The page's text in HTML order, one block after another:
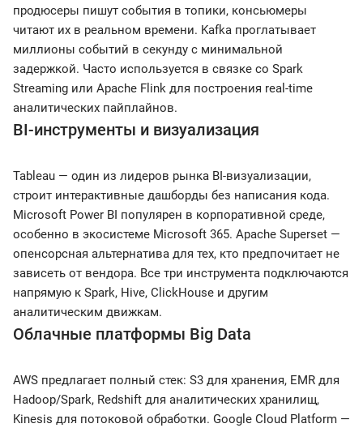
продюсеры пишут события в топики, консьюмеры
читают их в реальном времени. Kafka проглатывает
миллионы событий в секунду с минимальной
задержкой. Часто используется в связке со Spark
Streaming или Apache Flink для построения real-time
аналитических пайплайнов.
BI-инструменты и визуализация
Tableau — один из лидеров рынка BI-визуализации,
строит интерактивные дашборды без написания кода.
Microsoft Power BI популярен в корпоративной среде,
особенно в экосистеме Microsoft 365. Apache Superset —
опенсорсная альтернатива для тех, кто предпочитает не
зависеть от вендора. Все три инструмента подключаются
напрямую к Spark, Hive, ClickHouse и другим
аналитическим движкам.
Облачные платформы Big Data
AWS предлагает полный стек: S3 для хранения, EMR для
Hadoop/Spark, Redshift для аналитических хранилищ,
Kinesis для потоковой обработки. Google Cloud Platform —